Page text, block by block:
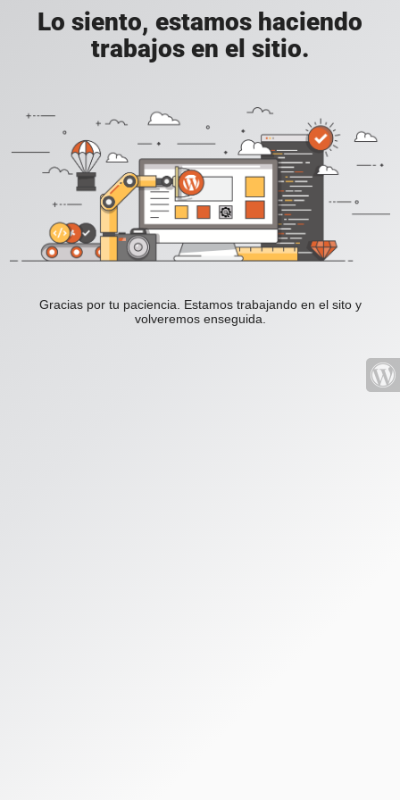
Lo siento, estamos haciendo
trabajos en el sitio.
Gracias por tu paciencia. Estamos trabajando en el sito y
volveremos enseguida.